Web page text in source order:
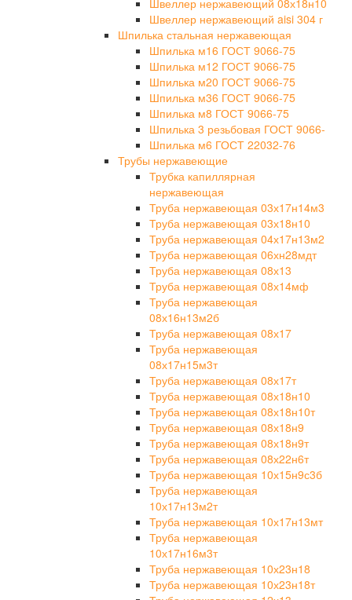
Швеллер нержавеющий 08х18н10
Швеллер нержавеющий aisi 304 г
Шпилька стальная нержавеющая
Шпилька м16 ГОСТ 9066-75
Шпилька м12 ГОСТ 9066-75
Шпилька м20 ГОСТ 9066-75
Шпилька м36 ГОСТ 9066-75
Шпилька м8 ГОСТ 9066-75
Шпилька 3 резьбовая ГОСТ 9066-
Шпилька м6 ГОСТ 22032-76
Трубы нержавеющие
Трубка капиллярная
нержавеющая
Труба нержавеющая 03х17н14м3
Труба нержавеющая 03х18н10
Труба нержавеющая 04х17н13м2
Труба нержавеющая 06хн28мдт
Труба нержавеющая 08х13
Труба нержавеющая 08х14мф
Труба нержавеющая
08х16н13м2б
Труба нержавеющая 08х17
Труба нержавеющая
08х17н15м3т
Труба нержавеющая 08х17т
Труба нержавеющая 08х18н10
Труба нержавеющая 08х18н10т
Труба нержавеющая 08х18н9
Труба нержавеющая 08х18н9т
Труба нержавеющая 08х22н6т
Труба нержавеющая 10х15н9с3б
Труба нержавеющая
10х17н13м2т
Труба нержавеющая 10х17н13мт
Труба нержавеющая
10х17н16м3т
Труба нержавеющая 10х23н18
Труба нержавеющая 10х23н18т